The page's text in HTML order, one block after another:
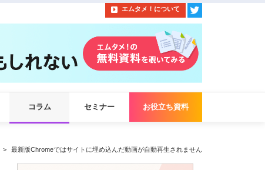
エムタメ！について
コラム セミナー お役立ち資料
最新版Chromeではサイトに埋め込んだ動画が自動再生されません